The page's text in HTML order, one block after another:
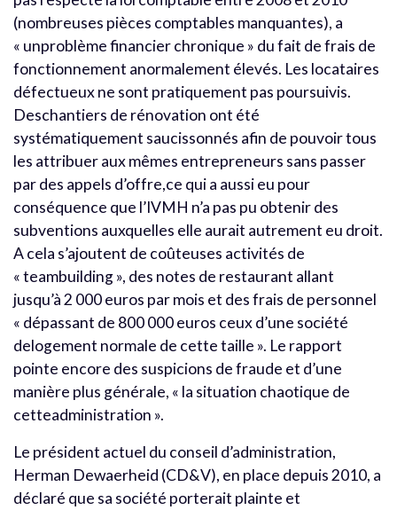
(nombreuses pièces comptables manquantes), a
« unproblème financier chronique » du fait de frais de
fonctionnement anormalement élevés. Les locataires
défectueux ne sont pratiquement pas poursuivis.
Deschantiers de rénovation ont été
systématiquement saucissonnés afin de pouvoir tous
les attribuer aux mêmes entrepreneurs sans passer
par des appels d’offre,ce qui a aussi eu pour
conséquence que l’IVMH n’a pas pu obtenir des
subventions auxquelles elle aurait autrement eu droit.
A cela s’ajoutent de coûteuses activités de
« teambuilding », des notes de restaurant allant
jusqu’à 2 000 euros par mois et des frais de personnel
« dépassant de 800 000 euros ceux d’une société
delogement normale de cette taille ». Le rapport
pointe encore des suspicions de fraude et d’une
manière plus générale, « la situation chaotique de
cetteadministration ».
Le président actuel du conseil d’administration,
Herman Dewaerheid (CD&V), en place depuis 2010, a
déclaré que sa société porterait plainte et